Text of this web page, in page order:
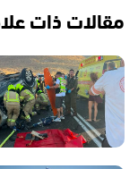
مقالات ذات